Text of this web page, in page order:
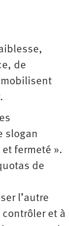
de
slogan
fermeté ».
de
l’autre
et à